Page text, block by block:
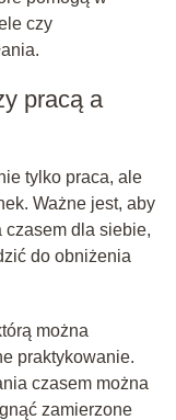
czy
pracą a
tylko praca, ale
Ważne jest, aby
czasem dla siebie,
do obniżenia
można
praktykowanie.
czasem można
zamierzone